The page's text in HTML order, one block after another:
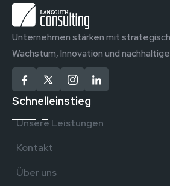
Unternehmen stärken mit
Wachstum, Innovation und
Schnelleinstieg
Unsere Leistungen
Kontakt
Über uns